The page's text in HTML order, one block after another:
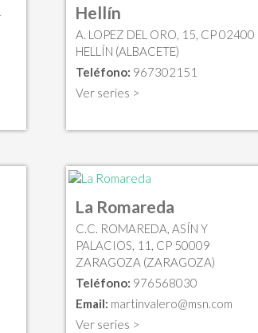
Hellín
A. LOPEZ DEL ORO, 15, CP 02400
HELLÍN (ALBACETE)
Teléfono: 967302151
Ver series >
La Romareda
C.C. ROMAREDA, ASÍN Y
PALACIOS, 11, CP 50009
ZARAGOZA (ZARAGOZA)
Teléfono: 976568030
Email: martinvalero@msn.com
Ver series >